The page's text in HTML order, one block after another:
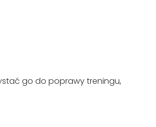
go do poprawy treningu,